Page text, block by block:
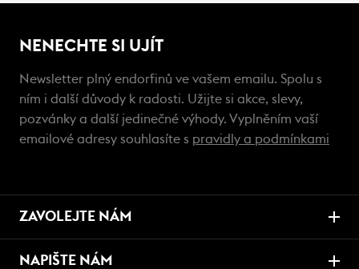
NENECHTE SI UJÍT
Newsletter plný endorfinů ve vašem emailu. Spolu s
ním i další důvody k radosti. Užijte si akce, slevy,
pozvánky a další jedinečné výhody. Vyplněním vaší
emailové adresy souhlasíte s pravidly a podmínkami
ZAVOLEJTE NÁM
NAPIŠTE NÁM